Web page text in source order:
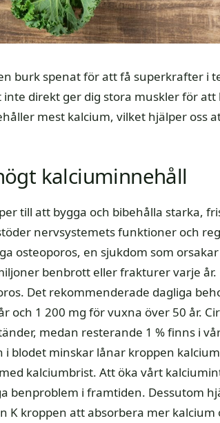
burk spenat för att få superkrafter i
direkt ger dig stora muskler för att
mest kalcium, vilket hjälper oss
kalciuminnehåll
till att bygga och bibehålla starka,
nervsystemets funktioner och
osteoporos, en sjukdom som
benbrott eller frakturer varje
Det rekommenderade dagliga
och 1 200 mg för vuxna över 50 år.
medan resterande 1 % finns i
blodet minskar lånar kroppen
kalciumbrist. Att öka vårt
benproblem i framtiden. Dessutom
K kroppen att absorbera mer kalcium